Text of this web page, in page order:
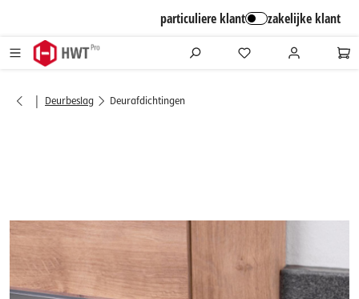
particuliere klant zakelijke klant
| Deurbeslag Deurafdichtingen